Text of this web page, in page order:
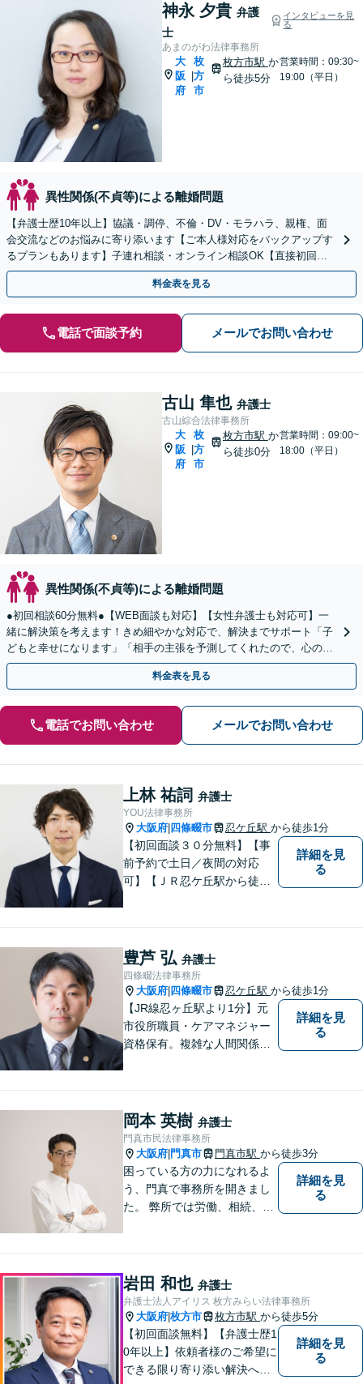
神永 夕貴 弁護
士
インタビューを見
る
あまのがわ法律事務所
大
阪
府
枚
方
市
枚方市駅 か
ら徒歩5分
営業時間：09:30~
19:00（平日）
異性関係(不貞等)による離婚問題
【弁護士歴10年以上】協議・調停、不倫・DV・モラハラ、親権、面
会交流などのお悩みに寄り添います【ご本人様対応をバックアップす
るプランもあります】子連れ相談・オンライン相談OK【直接初回面
談30分無料】【枚方市駅5分】
料金表を見る
電話で面談予約 メールでお問い合わせ
古山 隼也 弁護士
古山綜合法律事務所
大
阪
府
枚
方
市
枚方市駅 か
ら徒歩0分
営業時間：09:00~
18:00（平日）
異性関係(不貞等)による離婚問題
●初回相談60分無料●【WEB面談も対応】【女性弁護士も対応可】一
緒に解決策を考えます！きめ細やかな対応で、解決までサポート「子
どもと幸せになります」「相手の主張を予測してくれたので、心の準
備ができました」など、感謝の声多数【子連れ相談可】
料金表を見る
電話でお問い合わせ メールでお問い合わせ
上林 祐詞 弁護士
YOU法律事務所
大阪府 四條畷市 忍ケ丘駅 から徒歩1分
【初回面談３０分無料】【事
前予約で土日／夜間の対応
可】【ＪＲ忍ケ丘駅から徒歩
の状況に合わせて最適な解決
策をご提案し、不安やお悩み
を少しでも軽減できるよう尽
力いたします。
詳細を見
る
豊芦 弘 弁護士
四條畷法律事務所
大阪府 四條畷市 忍ケ丘駅 から徒歩1分
【JR線忍ヶ丘駅より1分】元
市役所職員・ケアマネジャー
資格保有。複雑な人間関係が
詳細を見
る
岡本 英樹 弁護士
門真市民法律事務所
大阪府 門真市 門真市駅 から徒歩3分
困っている方の力になれるよ
う、門真で事務所を開きまし
た。 弊所では労働、相続、離
す。
詳細を見
る
岩田 和也 弁護士
弁護士法人アイリス 枚方みらい法律事務所
大阪府 枚方市 枚方市駅 から徒歩5分
【初回面談無料】【弁護士歴1
0年以上】依頼者様のご希望に
できる限り寄り添い解決へと
詳細を見
る